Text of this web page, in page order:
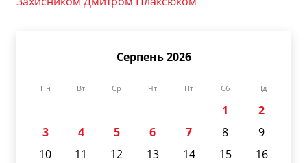
Серпень 2026
Пн Вт Ср Чт Пт Сб Нд
1
2
3
4 5 6 7 8
9
10
11 12 13 14 15
16